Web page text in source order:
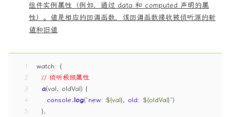
组件实例属性（例如，通过 data 和 computed 声明的属
性）。值是相应的回调函数，该回调函数接收被侦听源的新
值和旧值
1
2
3
4
5
watch: {
// 侦听根级属性
a(val, oldVal) {
console.log(`new: ${val}, old: ${oldVal}`)
  },